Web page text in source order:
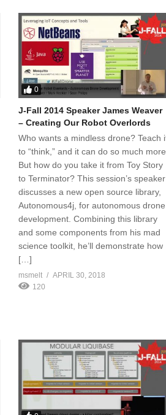
0
J-Fall 2014 Speaker James Weaver
– Creating Our Robot Overlords
Who wants a mindless drone? Teach
to “think,” and it can do so much
But how do you take it from Toy Story
to Terminator? This session’s speaker
discusses a new open source library,
Autonomous4j, for autonomous drone
development. Combining this library
and some components from his mad
science toolkit, he’ll demonstrate how
[…]
msmelt
APRIL 30, 2018
120